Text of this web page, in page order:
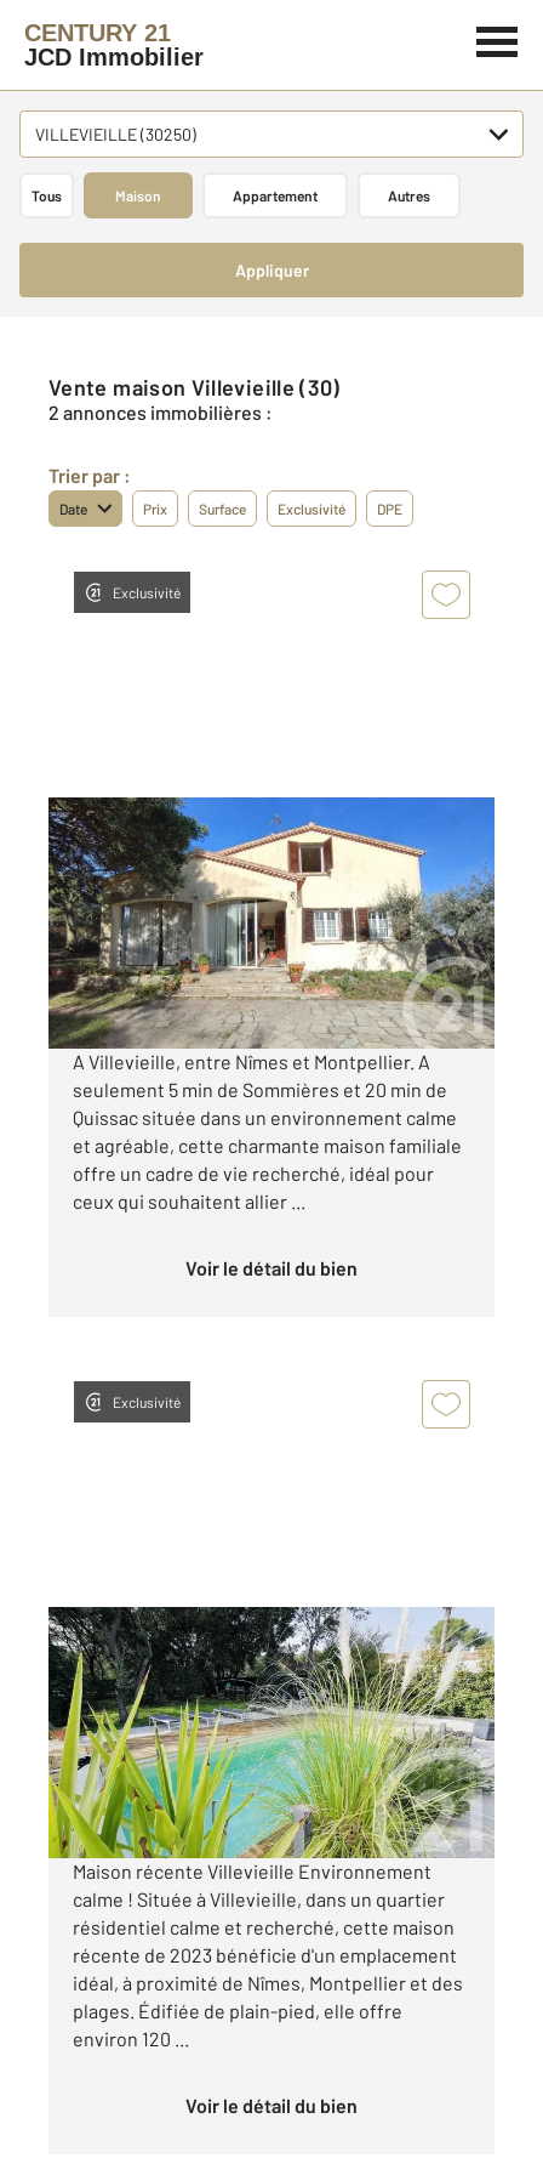
CENTURY 21
JCD Immobilier
VILLEVIEILLE (30250)
Tous Maison Appartement Autres
Appliquer
Vente maison Villevieille (30)
2 annonces immobilières :
Trier par :
Date Prix Surface Exclusivité DPE
Exclusivité
VILLEVIEILLE 30
176,69 m 2, 8 pièces
Ref : 13598
Maison à vendre
392 000 €
Visiter le site dédié
A Villevieille, entre Nîmes et Montpellier. A
seulement 5 min de Sommières et 20 min de
Quissac située dans un environnement calme
et agréable, cette charmante maison familiale
offre un cadre de vie recherché, idéal pour
ceux qui souhaitent allier ...
Voir le détail du bien
Exclusivité
VILLEVIEILLE 30
120,80 m2 , 5 pièces
Ref : 13688
Maison à vendre
620 000 €
Visiter le site dédié
Maison récente Villevieille Environnement
calme ! Située à Villevieille, dans un quartier
résidentiel calme et recherché, cette maison
récente de 2023 bénéficie d'un emplacement
idéal, à proximité de Nîmes, Montpellier et des
plages. Édifiée de plain-pied, elle offre
environ 120 ...
Voir le détail du bien